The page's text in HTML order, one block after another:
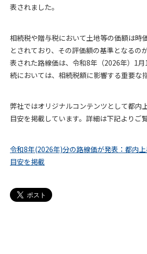
表されました。
相続税や贈与税において土地等の価額は時
とされており、その評価額の基準となるの
表された路線価は、令和8年（2026年）1
続においては、相続税額に影響する重要な
弊社ではオリジナルコンテンツとして都内
目安を掲載しています。詳細は下記よりご
令和8年(2026年)分の路線価が発表：都内
目安を掲載